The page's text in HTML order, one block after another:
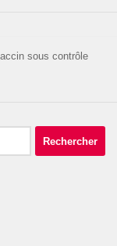
sous contrôle